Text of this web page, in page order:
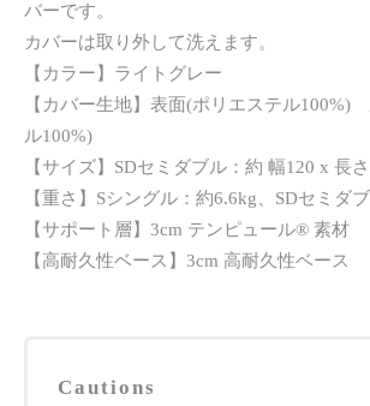
バーです。
カバーは取り外して洗えます。
【カラー】ライトグレー
【カバー生地】表面(ポリエステル100%)
ル100%)
【サイズ】SDセミダブル：約 幅120 x 長
【重さ】Sシングル：約6.6kg、SDセミダ
【サポート層】3cm テンピュール® 素材
【高耐久性ベース】3cm 高耐久性ベース
Cautions